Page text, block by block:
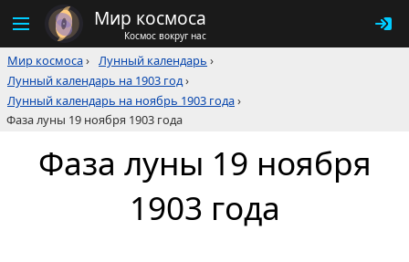
Мир космоса
Космос вокруг нас
Мир космоса› Лунный календарь ›
Лунный календарь на 1903 год›
Лунный календарь на ноябрь 1903 года›
Фаза луны 19 ноября 1903 года
Фаза луны 19 ноября
1903 года